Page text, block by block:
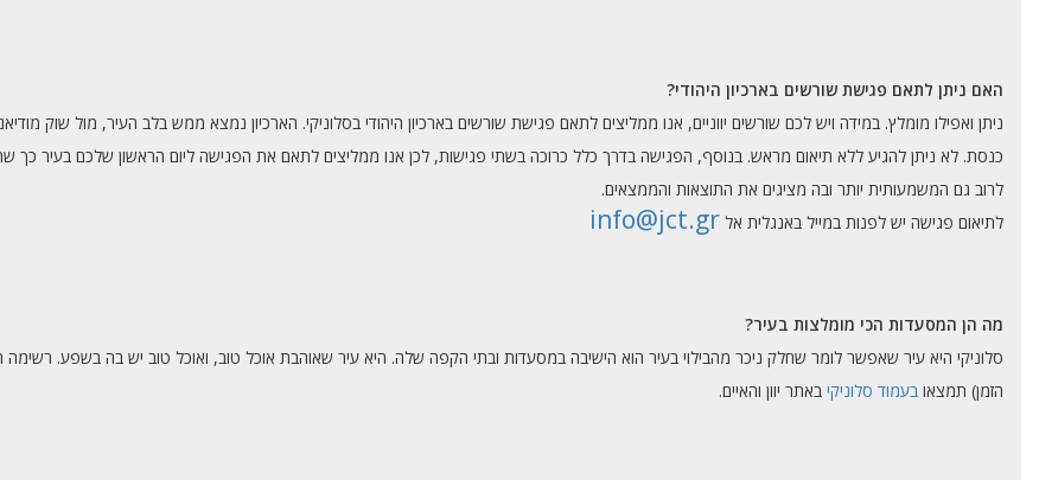
האם ניתן לתאם פגישת שורשים בארכיון היהודי?
ניתן ואפילו מומלץ. במידה ויש לכם שורשים יווניים, אנו ממליצים לתאם פגישת שורשים בארכיון היהודי בסלוניקי. הארכיון נמצא ממש בלב העיר, מול שוק
כנסת. לא ניתן להגיע ללא תיאום מראש. בנוסף, הפגישה בדרך כלל כרוכה בשתי פגישות, לכן אנו ממליצים לתאם את הפגישה ליום הראשון שלכם בעיר כך
לרוב גם המשמעותית יותר ובה מציגים את התוצאות והממצאים.
לתיאום פגישה יש לפנות במייל באנגלית אל info@jct.gr
מה הן המסעדות הכי מומלצות בעיר?
סלוניקי היא עיר שאפשר לומר שחלק ניכר מהבילוי בעיר הוא הישיבה במסעדות ובתי הקפה שלה. היא עיר שאוהבת אוכל טוב, ואוכל טוב יש בה בשפע.
הזמן) תמצאו בעמוד סלוניקי באתר יוון והאיים.